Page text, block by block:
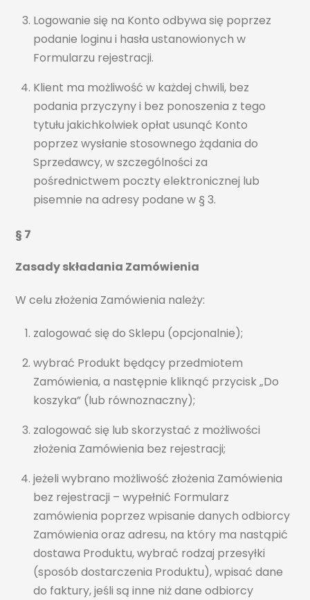
Logowanie się na Konto odbywa się poprzez
podanie loginu i hasła ustanowionych w
Formularzu rejestracji.
Klient ma możliwość w każdej chwili, bez
podania przyczyny i bez ponoszenia z tego
tytułu jakichkolwiek opłat usunąć Konto
poprzez wysłanie stosownego żądania do
Sprzedawcy, w szczególności za
pośrednictwem poczty elektronicznej lub
pisemnie na adresy podane w § 3.
§ 7
Zasady składania Zamówienia
W celu złożenia Zamówienia należy:
zalogować się do Sklepu (opcjonalnie);
wybrać Produkt będący przedmiotem
Zamówienia, a następnie kliknąć przycisk „Do
koszyka” (lub równoznaczny);
zalogować się lub skorzystać z możliwości
złożenia Zamówienia bez rejestracji;
jeżeli wybrano możliwość złożenia Zamówienia
bez rejestracji – wypełnić Formularz
zamówienia poprzez wpisanie danych odbiorcy
Zamówienia oraz adresu, na który ma nastąpić
dostawa Produktu, wybrać rodzaj przesyłki
(sposób dostarczenia Produktu), wpisać dane
do faktury, jeśli są inne niż dane odbiorcy